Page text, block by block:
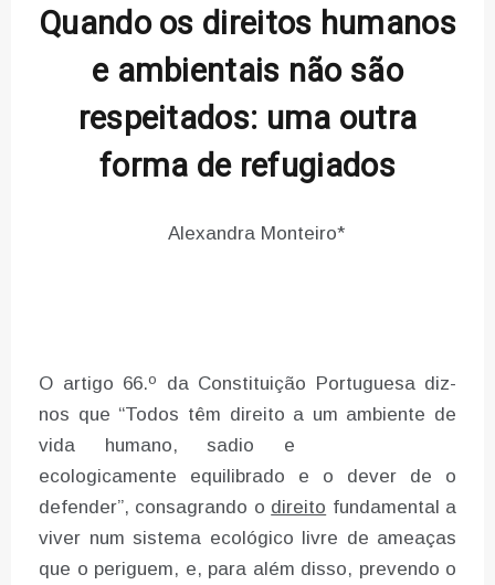
Quando os direitos humanos
e ambientais não são
respeitados: uma outra
forma de refugiados
Alexandra Monteiro*
O artigo 66.º da Constituição Portuguesa diz-
nos que “Todos têm direito a um ambiente de
vida humano, sadio e
ecologicamente equilibrado e o dever de o
defender”, consagrando o direito fundamental a
viver num sistema ecológico livre de ameaças
que o periguem, e, para além disso, prevendo o